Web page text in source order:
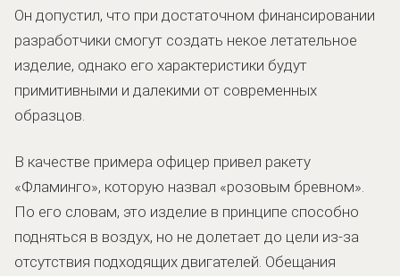
Он допустил, что при достаточном финансировании
разработчики смогут создать некое летательное
изделие, однако его характеристики будут
примитивными и далекими от современных
образцов.
В качестве примера офицер привел ракету
«Фламинго», которую назвал «розовым бревном».
По его словам, это изделие в принципе способно
подняться в воздух, но не долетает до цели из-за
отсутствия подходящих двигателей. Обещания